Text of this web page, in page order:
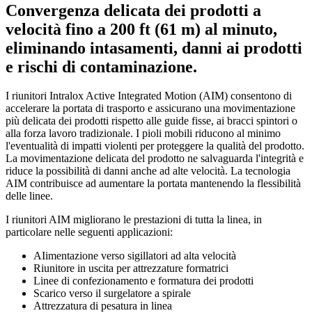
Convergenza delicata dei prodotti a
velocità fino a 200 ft (61 m) al minuto,
eliminando intasamenti, danni ai prodotti
e rischi di contaminazione.
I riunitori Intralox Active Integrated Motion (AIM) consentono di
accelerare la portata di trasporto e assicurano una movimentazione
più delicata dei prodotti rispetto alle guide fisse, ai bracci spintori o
alla forza lavoro tradizionale. I pioli mobili riducono al minimo
l'eventualità di impatti violenti per proteggere la qualità del prodotto.
La movimentazione delicata del prodotto ne salvaguarda l'integrità e
riduce la possibilità di danni anche ad alte velocità. La tecnologia
AIM contribuisce ad aumentare la portata mantenendo la flessibilità
delle linee.
I riunitori AIM migliorano le prestazioni di tutta la linea, in
particolare nelle seguenti applicazioni:
AIimentazione verso sigillatori ad alta velocità
Riunitore in uscita per attrezzature formatrici
Linee di confezionamento e formatura dei prodotti
Scarico verso il surgelatore a spirale
Attrezzatura di pesatura in linea